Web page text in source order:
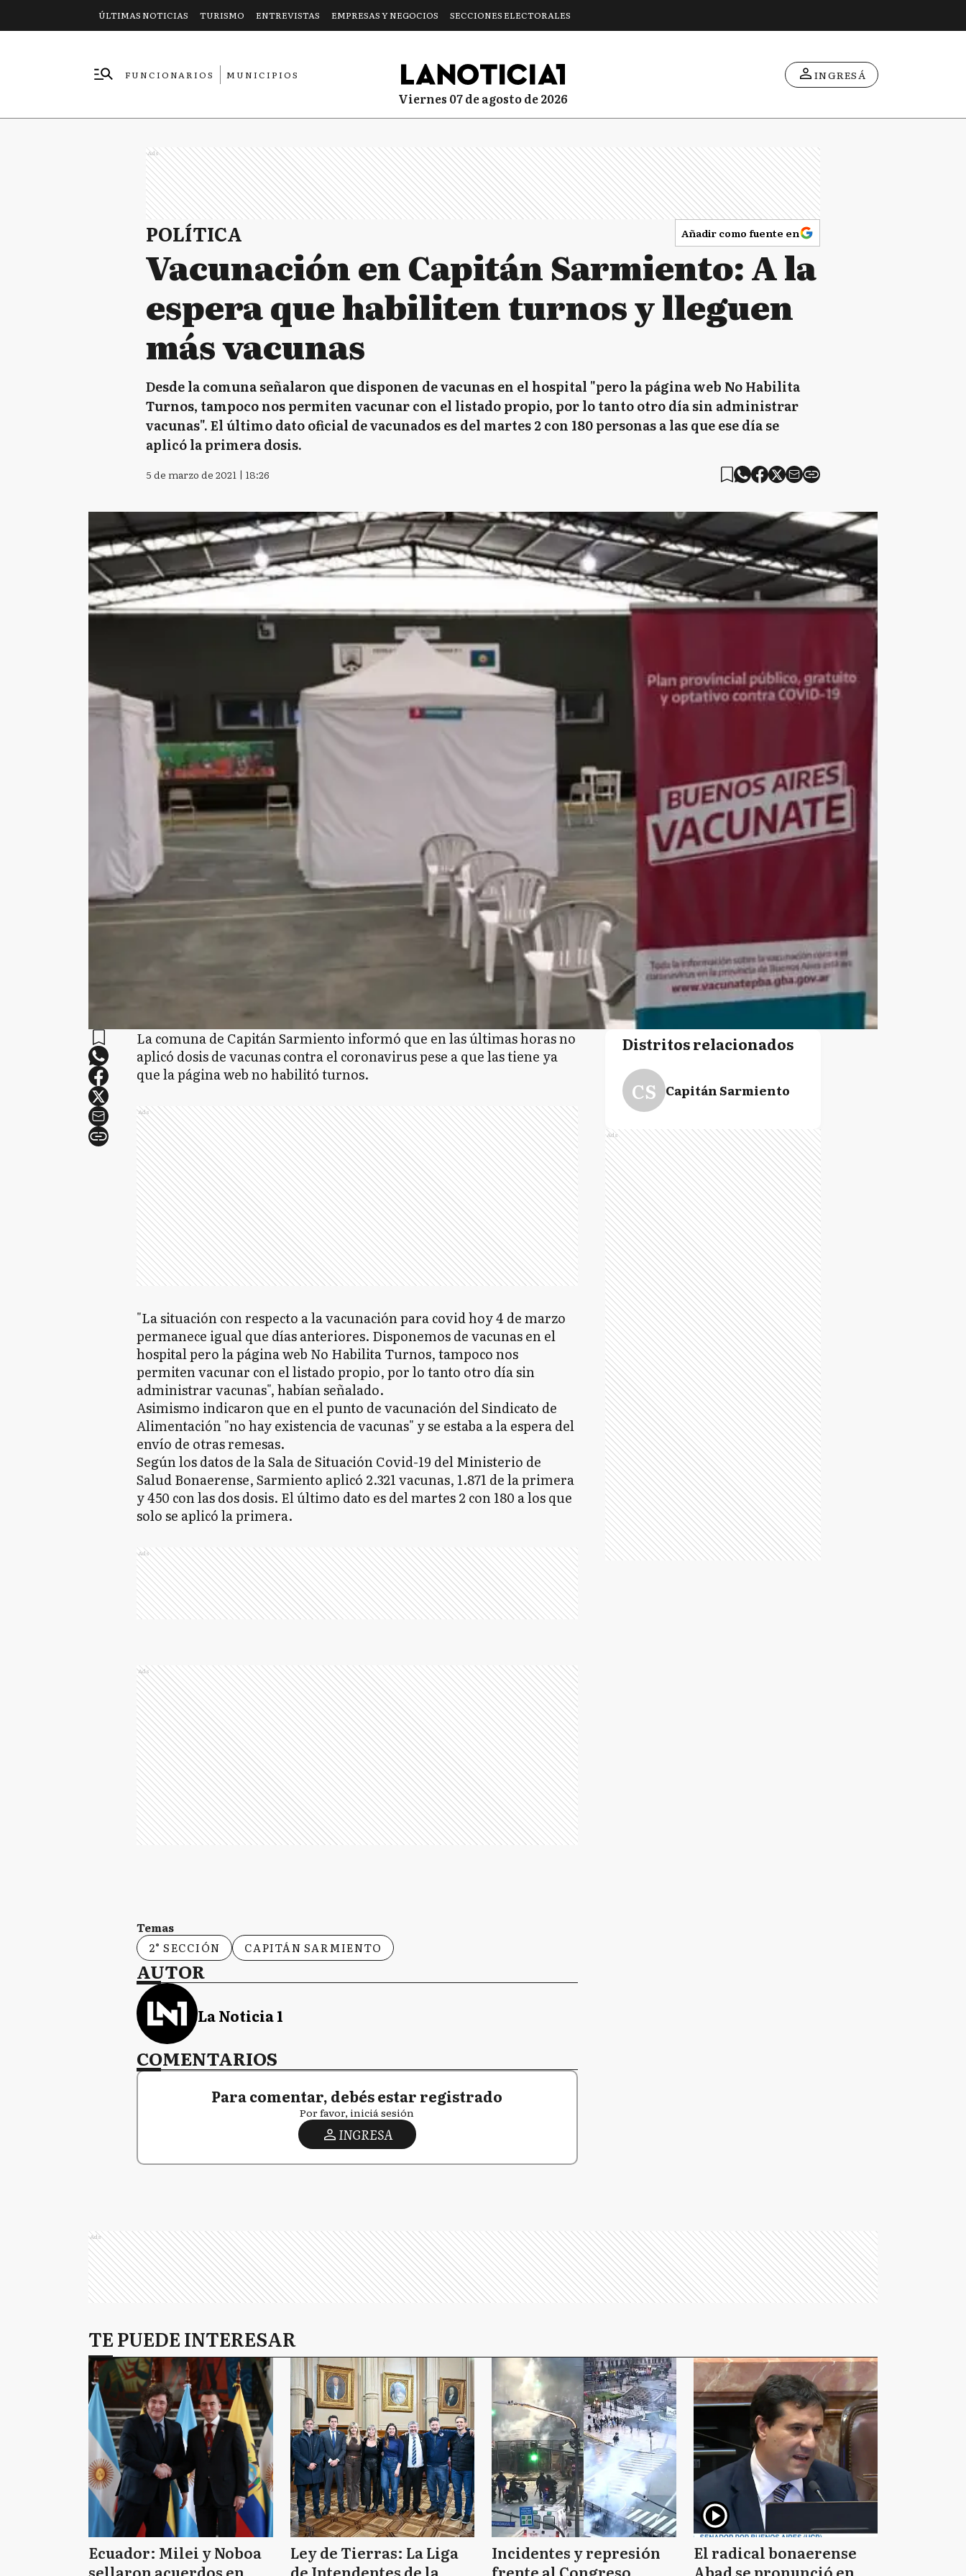
ÚLTIMAS NOTICIAS TURISMO ENTREVISTAS EMPRESAS Y NEGOCIOS SECCIONES ELECTORALES
FUNCIONARIOS
MUNICIPIOS
viernes 07 de agosto de 2026
INGRESÁ
Ads
POLÍTICA Añadir como fuente en
Vacunación en Capitán Sarmiento: A la
espera que habiliten turnos y lleguen
más vacunas
Desde la comuna señalaron que disponen de vacunas en el hospital "pero la página web No Habilita
Turnos, tampoco nos permiten vacunar con el listado propio, por lo tanto otro día sin administrar
vacunas". El último dato oficial de vacunados es del martes 2 con 180 personas a las que ese día se
aplicó la primera dosis.
5 de marzo de 2021 | 18:26
La comuna de Capitán Sarmiento informó que en las últimas horas no
aplicó dosis de vacunas contra el coronavirus pese a que las tiene ya
que la página web no habilitó turnos.
Ads
"La situación con respecto a la vacunación para covid hoy 4 de marzo
permanece igual que días anteriores. Disponemos de vacunas en el
hospital pero la página web No Habilita Turnos, tampoco nos
permiten vacunar con el listado propio, por lo tanto otro día sin
administrar vacunas", habían señalado.
Asimismo indicaron que en el punto de vacunación del Sindicato de
Alimentación "no hay existencia de vacunas" y se estaba a la espera del
envío de otras remesas.
Según los datos de la Sala de Situación Covid-19 del Ministerio de
Salud Bonaerense, Sarmiento aplicó 2.321 vacunas, 1.871 de la primera
y 450 con las dos dosis. El último dato es del martes 2 con 180 a los que
solo se aplicó la primera.
Ads
Ads
Temas
2° SECCIÓN
CAPITÁN SARMIENTO
AUTOR
La Noticia 1
COMENTARIOS
Para comentar, debés estar registrado
Por favor, iniciá sesión
INGRESA
Distritos relacionados
CS Capitán Sarmiento
Ads
Ads
TE PUEDE INTERESAR
Ecuador: Milei y Noboa
sellaron acuerdos en
Ley de Tierras: La Liga
de Intendentes de la
Incidentes y represión
frente al Congreso
El radical bonaerense
Abad se pronunció en